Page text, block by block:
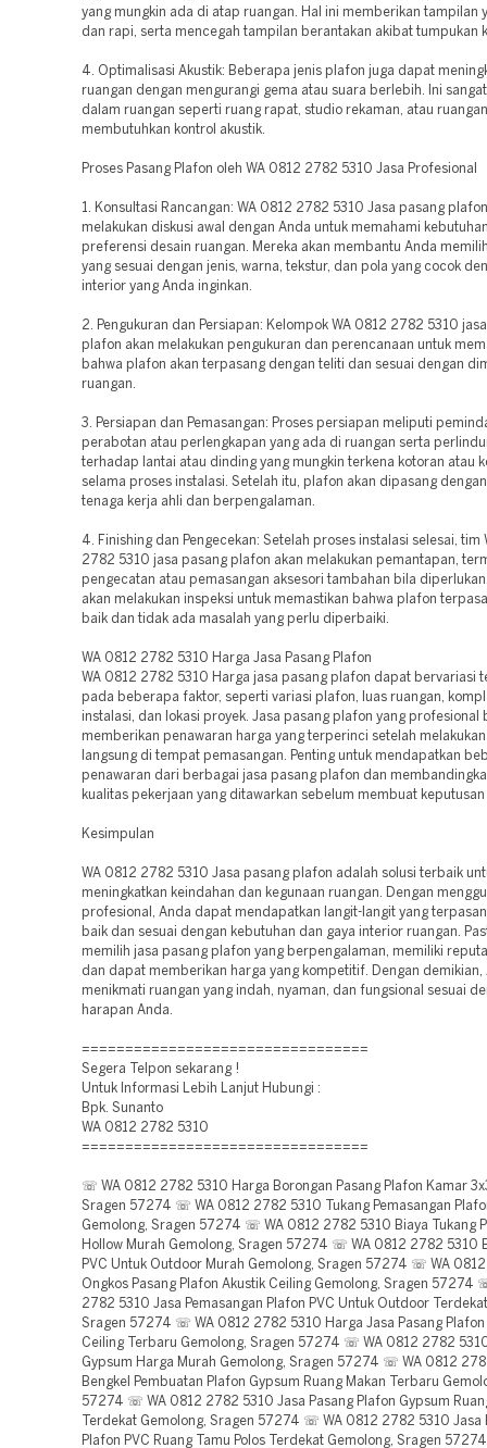
yang mungkin ada di atap ruangan. Hal ini memberikan tampilan
dan rapi, serta mencegah tampilan berantakan akibat tumpukan
4. Optimalisasi Akustik: Beberapa jenis plafon juga dapat
ruangan dengan mengurangi gema atau suara berlebih. Ini
dalam ruangan seperti ruang rapat, studio rekaman, atau
membutuhkan kontrol akustik.
Proses Pasang Plafon oleh WA 0812 2782 5310 Jasa Profesional
1. Konsultasi Rancangan: WA 0812 2782 5310 Jasa pasang
melakukan diskusi awal dengan Anda untuk memahami
preferensi desain ruangan. Mereka akan membantu Anda
yang sesuai dengan jenis, warna, tekstur, dan pola yang cocok
interior yang Anda inginkan.
2. Pengukuran dan Persiapan: Kelompok WA 0812 2782 5310
plafon akan melakukan pengukuran dan perencanaan untuk
bahwa plafon akan terpasang dengan teliti dan sesuai dengan
ruangan.
3. Persiapan dan Pemasangan: Proses persiapan meliputi
perabotan atau perlengkapan yang ada di ruangan serta
terhadap lantai atau dinding yang mungkin terkena kotoran atau
selama proses instalasi. Setelah itu, plafon akan dipasang
tenaga kerja ahli dan berpengalaman.
4. Finishing dan Pengecekan: Setelah proses instalasi selesai, tim
2782 5310 jasa pasang plafon akan melakukan pemantapan,
pengecatan atau pemasangan aksesori tambahan bila
akan melakukan inspeksi untuk memastikan bahwa plafon
baik dan tidak ada masalah yang perlu diperbaiki.
WA 0812 2782 5310 Harga Jasa Pasang Plafon
WA 0812 2782 5310 Harga jasa pasang plafon dapat bervariasi
pada beberapa faktor, seperti variasi plafon, luas ruangan,
instalasi, dan lokasi proyek. Jasa pasang plafon yang profesional
memberikan penawaran harga yang terperinci setelah
langsung di tempat pemasangan. Penting untuk mendapatkan
penawaran dari berbagai jasa pasang plafon dan
kualitas pekerjaan yang ditawarkan sebelum membuat keputusan
Kesimpulan
WA 0812 2782 5310 Jasa pasang plafon adalah solusi terbaik
meningkatkan keindahan dan kegunaan ruangan. Dengan
profesional, Anda dapat mendapatkan langit-langit yang
baik dan sesuai dengan kebutuhan dan gaya interior ruangan.
memilih jasa pasang plafon yang berpengalaman, memiliki
dan dapat memberikan harga yang kompetitif. Dengan demikian,
menikmati ruangan yang indah, nyaman, dan fungsional sesuai
harapan Anda.
=================================
Segera Telpon sekarang !
Untuk Informasi Lebih Lanjut Hubungi :
Bpk. Sunanto
WA 0812 2782 5310
=================================
☏ WA 0812 2782 5310 Harga Borongan Pasang Plafon Kamar
Sragen 57274 ☏ WA 0812 2782 5310 Tukang Pemasangan
Gemolong, Sragen 57274 ☏ WA 0812 2782 5310 Biaya Tukang
Hollow Murah Gemolong, Sragen 57274 ☏ WA 0812 2782 5310
PVC Untuk Outdoor Murah Gemolong, Sragen 57274 ☏ WA
Ongkos Pasang Plafon Akustik Ceiling Gemolong, Sragen 57274
2782 5310 Jasa Pemasangan Plafon PVC Untuk Outdoor
Sragen 57274 ☏ WA 0812 2782 5310 Harga Jasa Pasang Plafon
Ceiling Terbaru Gemolong, Sragen 57274 ☏ WA 0812 2782
Gypsum Harga Murah Gemolong, Sragen 57274 ☏ WA 0812
Bengkel Pembuatan Plafon Gypsum Ruang Makan Terbaru
57274 ☏ WA 0812 2782 5310 Jasa Pasang Plafon Gypsum
Terdekat Gemolong, Sragen 57274 ☏ WA 0812 2782 5310 Jasa
Plafon PVC Ruang Tamu Polos Terdekat Gemolong, Sragen